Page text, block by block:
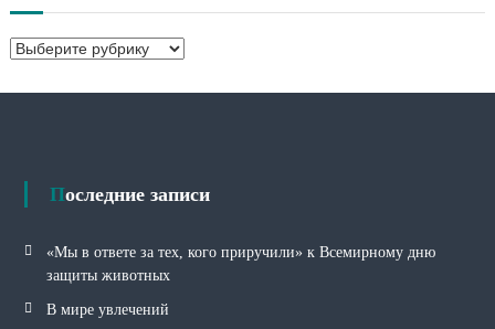
ыР
б
Последние записи
«Мы в ответе за тех, кого приручили» к Всемирному дню
защиты животных
В мире увлечений